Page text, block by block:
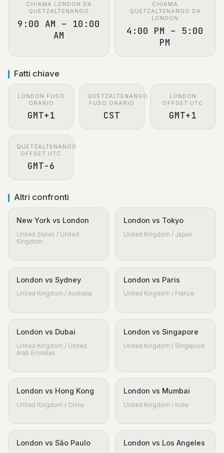
CHIAMA LONDON DA
QUETZALTENANGO
9:00 AM – 10:00
AM
CHIAMA
QUETZALTENANGO DA
LONDON
4:00 PM – 5:00
PM
Fatti chiave
LONDON FUSO
ORARIO
GMT+1
QUETZALTENANGO
FUSO ORARIO
CST
LONDON
OFFSET UTC
GMT+1
QUETZALTENANGO
OFFSET UTC
GMT-6
Altri confronti
New York vs London
United States / United
Kingdom
London vs Tokyo
United Kingdom / Japan
London vs Sydney
United Kingdom / Australia
London vs Paris
United Kingdom / France
London vs Dubai
United Kingdom / United
Arab Emirates
London vs Singapore
United Kingdom / Singapore
London vs Hong Kong
United Kingdom / China
London vs Mumbai
United Kingdom / India
London vs São Paulo London vs Los Angeles